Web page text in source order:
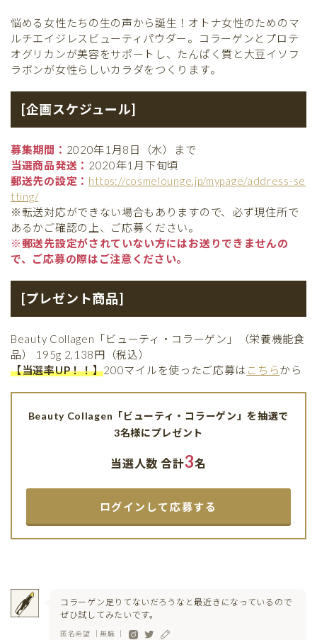
悩める女性たちの生の声から誕生！オトナ女性のためのマ
ルチエイジレスビューティパウダー。コラーゲンとプロテ
オグリカンが美容をサポートし、たんぱく質と大豆イソフ
ラボンが女性らしいカラダをつくります。
[企画スケジュール]
募集期間： 2020年1月8日（水）まで
当選商品発送： 2020年1月下旬頃
郵送先の設定： https://cosmelounge.jp/mypage/address-se
tting/
※転送対応ができない場合もありますので、必ず現住所で
あるかご確認の上、ご応募ください。
※郵送先設定がされていない方にはお送りできませんの
で、ご応募の際はご注意ください。
[プレゼント商品]
Beauty Collagen「ビューティ・コラーゲン」（栄養機能食
品） 195g 2,138円（税込）
【当選率UP！！】200マイルを使ったご応募は こちらから
Beauty Collagen「ビューティ・コラーゲン」を抽選で
3名様にプレゼント
当選人数 合計3名
応募する
コラーゲン足りてないだろうなと最近きになっているので
ぜひ試してみたいです。
匿名希望 ｜無職 ｜